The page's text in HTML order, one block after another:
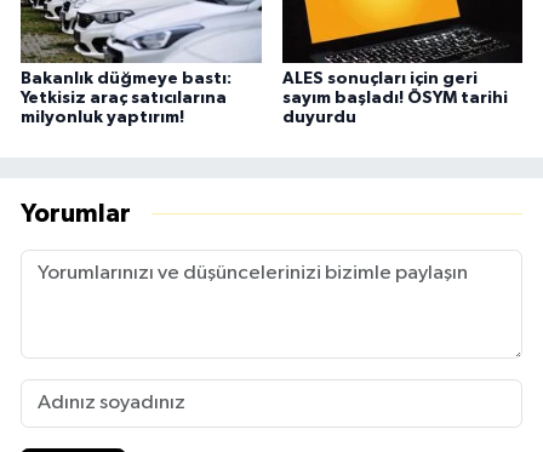
Bakanlık düğmeye bastı:
Yetkisiz araç satıcılarına
milyonluk yaptırım!
ALES sonuçları için geri
sayım başladı! ÖSYM tarihi
duyurdu
Yorumlar